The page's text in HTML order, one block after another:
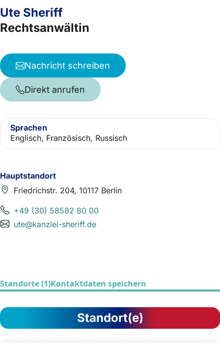
Hauptstandort
Friedrichstr. 204, 10117 Berlin
+49 (30) 58582 80 00
ute@kanzlei-sheriff.de
Ute Sheriff
Rechtsanwältin
Nachricht schreiben
Direkt anrufen
Sprachen
Englisch, Französisch, Russisch
Standorte (1)Kontaktdaten speichern
Standort(e)